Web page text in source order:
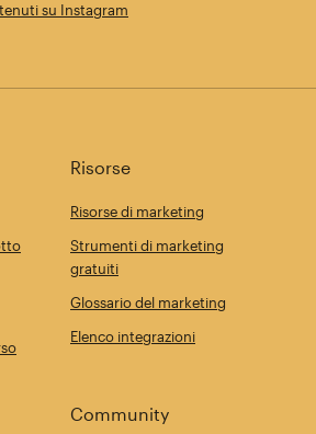
su Instagram
Risorse
Risorse di marketing
Strumenti di marketing
gratuiti
Glossario del marketing
Elenco integrazioni
Community